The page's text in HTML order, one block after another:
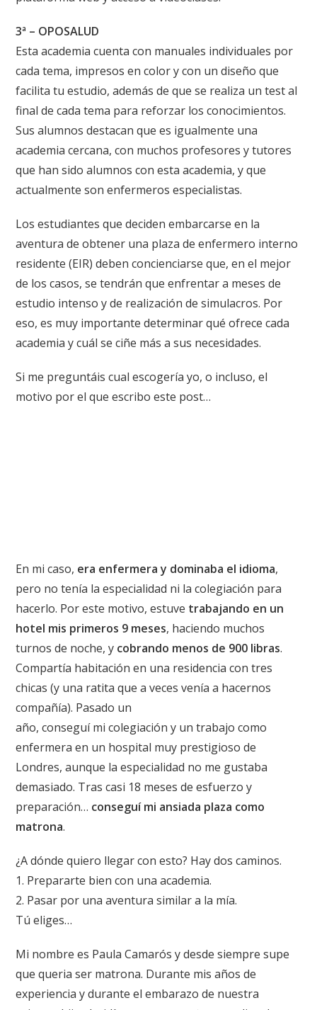
3ª – OPOSALUD
Esta academia cuenta con manuales individuales por
cada tema, impresos en color y con un diseño que
facilita tu estudio, además de que se realiza un test al
final de cada tema para reforzar los conocimientos.
Sus alumnos destacan que es igualmente una
academia cercana, con muchos profesores y tutores
que han sido alumnos con esta academia, y que
actualmente son enfermeros especialistas.
Los estudiantes que deciden embarcarse en la
aventura de obtener una plaza de enfermero interno
residente (EIR) deben concienciarse que, en el mejor
de los casos, se tendrán que enfrentar a meses de
estudio intenso y de realización de simulacros. Por
eso, es muy importante determinar qué ofrece cada
academia y cuál se ciñe más a sus necesidades.
Si me preguntáis cual escogería yo, o incluso, el
motivo por el que escribo este post…
En mi caso, era enfermera y dominaba el idioma,
pero no tenía la especialidad ni la colegiación para
hacerlo. Por este motivo, estuve trabajando en un
hotel mis primeros 9 meses, haciendo muchos
turnos de noche, y cobrando menos de 900 libras.
Compartía habitación en una residencia con tres
chicas (y una ratita que a veces venía a hacernos
compañía). Pasado un
año, conseguí mi colegiación y un trabajo como
enfermera en un hospital muy prestigioso de
Londres, aunque la especialidad no me gustaba
demasiado. Tras casi 18 meses de esfuerzo y
preparación… conseguí mi ansiada plaza como
matrona.
¿A dónde quiero llegar con esto? Hay dos caminos.
1. Prepararte bien con una academia.
2. Pasar por una aventura similar a la mía.
Tú eliges…
Mi nombre es Paula Camarós y desde siempre supe
que queria ser matrona. Durante mis años de
experiencia y durante el embarazo de nuestra